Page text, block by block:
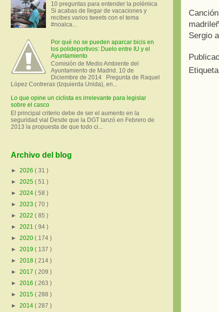
Sergio
10 preguntas para entender la polémica
Si acabas de llegar de vacaciones y
recibes varios tweets con el tema
#noalca...
Por qué no se pueden aparcar bicis en
los polideportivos: Duelo entre IU y el
Ayuntamiento
Comisión de Medio Ambiente del
Ayuntamiento de Madrid. 10 de
Diciembre de 2014 Pregunta de Raquel
López Contreras (Izquierda Unida), en...
Lo que opine un ciclista es irrelevante para legislar
sobre el casco
El principal criterio debe de ser el aumento en la
seguridad vial Desde que la DGT lanzó en Febrero de
2013 la propuesta de que todo ci...
Archivo del blog
► 2026 ( 31 )
► 2025 ( 51 )
► 2024 ( 58 )
► 2023 ( 70 )
► 2022 ( 85 )
► 2021 ( 94 )
► 2020 ( 174 )
► 2019 ( 137 )
► 2018 ( 214 )
► 2017 ( 209 )
► 2016 ( 263 )
► 2015 ( 288 )
► 2014 ( 287 )